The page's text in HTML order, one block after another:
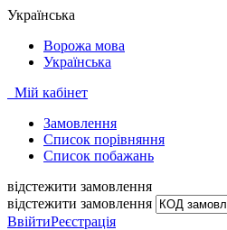
Українська
Ворожа мова
Українська
Мій кабінет
Замовлення
Cписок порівняння
Список побажань
відстежити замовлення
відстежити замовлення
ВвійтиРеєстрація